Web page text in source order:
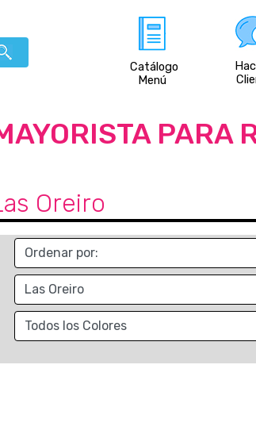
Catálogo
Menú
PARA
Oreiro